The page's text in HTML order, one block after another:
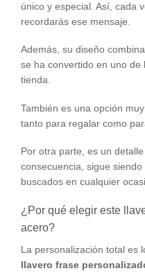
único y especial. Así, cada
recordarás ese mensaje.
Además, su diseño
se ha convertido en uno de
tienda.
También es una opción
tanto para regalar como
Por otra parte, es un
consecuencia, sigue
buscados en cualquier
¿Por qué elegir este
acero?
La personalización total es
llavero frase